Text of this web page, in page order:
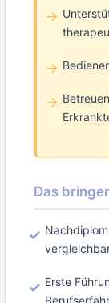
Das
Erste